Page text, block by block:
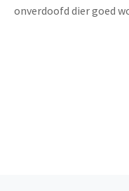
onverdoofd dier goed